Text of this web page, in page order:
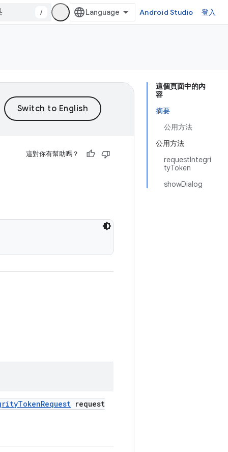
/ Android Studio 登入
這個頁面中的內
容
摘要
公用方法
公用方法
requestIntegri
tyToken
showDialog
這對你有幫助嗎？
request